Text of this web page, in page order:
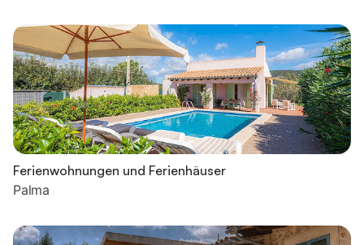
Ferienwohnungen und Ferienhäuser
Palma